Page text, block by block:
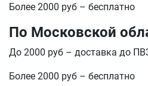
Более 2000 руб – бесплатно
По Московской
До 2000 руб – доставка до
Более 2000 руб – бесплатно